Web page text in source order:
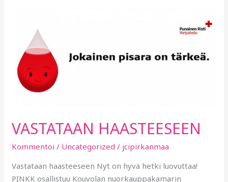
VASTATAAN HAASTEESEEN
Kommentoi / Uncategorized / jcipirkanmaa
Vastataan haasteeseen Nyt on hyvä hetki luovuttaa!
PINKK osallistuu Kouvolan nuorkauppakamarin